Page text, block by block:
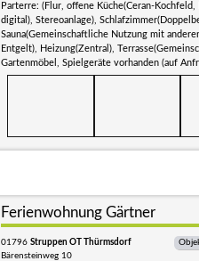
Parterre: (Flur, offene Küche(Ceran-
digital), Stereoanlage),
Sauna(Gemeinschaftliche Nutzung mit
Entgelt), Heizung(Zentral),
Gartenmöbel, Spielgeräte vorhanden (auf
Ferienwohnung Gärtner
01796 Struppen OT Thürmsdorf
Bärensteinweg 10